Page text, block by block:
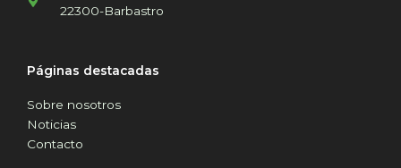
22300-Barbastro
Páginas destacadas
Sobre nosotros
Noticias
Contacto